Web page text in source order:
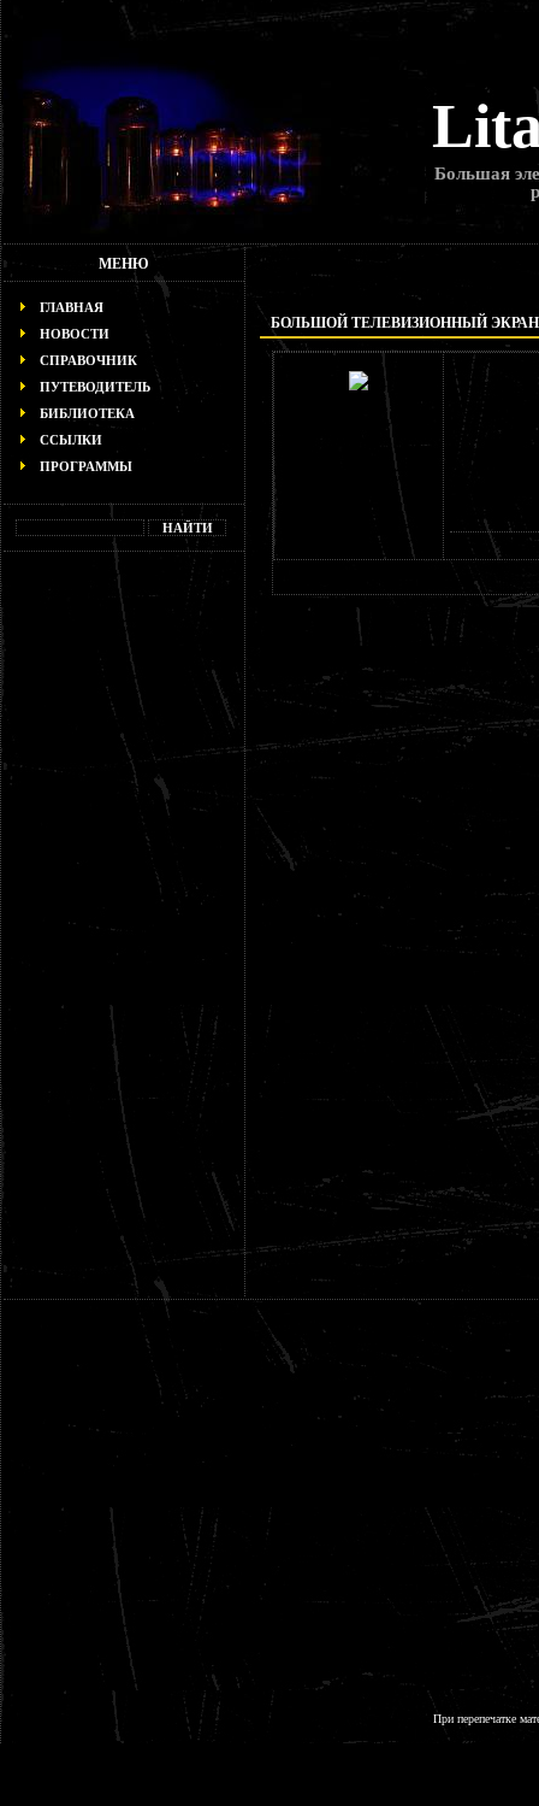
Большая
МЕНЮ
ГЛАВНАЯ
НОВОСТИ
СПРАВОЧНИК
ПУТЕВОДИТЕЛЬ
БИБЛИОТЕКА
ССЫЛКИ
ПРОГРАММЫ
БОЛЬШОЙ ТЕЛЕВИЗИОННЫЙ ЭКРАН
При перепечатке